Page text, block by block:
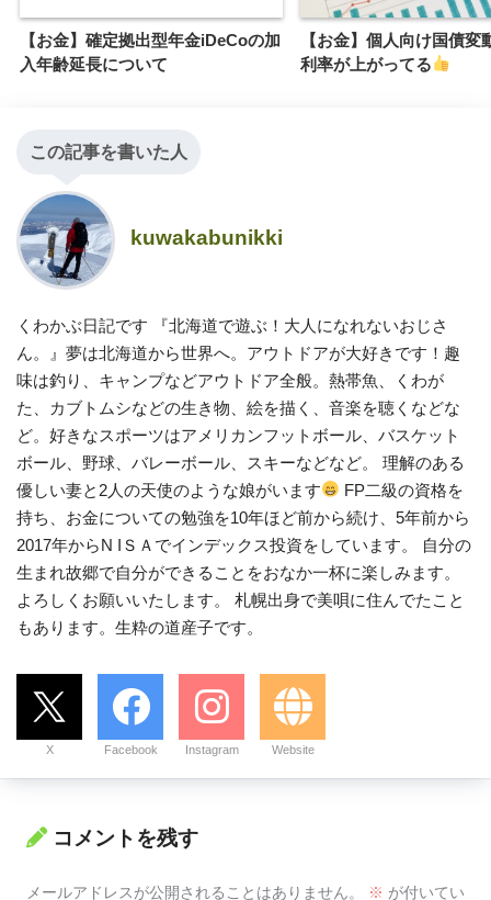
【お金】確定拠出型年金iDeCoの加
入年齢延長について
【お金】個人向け国債変
利率が上がってる
この記事を書いた人
kuwakabunikki
くわかぶ日記です 『北海道で遊ぶ！大人になれないおじさ
ん。』夢は北海道から世界へ。アウトドアが大好きです！趣
味は釣り、キャンプなどアウトドア全般。熱帯魚、くわが
た、カブトムシなどの生き物、絵を描く、音楽を聴くなどな
ど。好きなスポーツはアメリカンフットボール、バスケット
ボール、野球、バレーボール、スキーなどなど。 理解のある
優しい妻と2人の天使のような娘がいます
FP二級の資格を
持ち、お金についての勉強を10年ほど前から続け、5年前から
2017年からN IＳＡでインデックス投資をしています。 自分の
生まれ故郷で自分ができることをおなか一杯に楽しみます。
よろしくお願いいたします。 札幌出身で美唄に住んでたこと
もあります。生粋の道産子です。
X Facebook Instagram Website
コメントを残す
メールアドレスが公開されることはありません。 ※ が付いてい